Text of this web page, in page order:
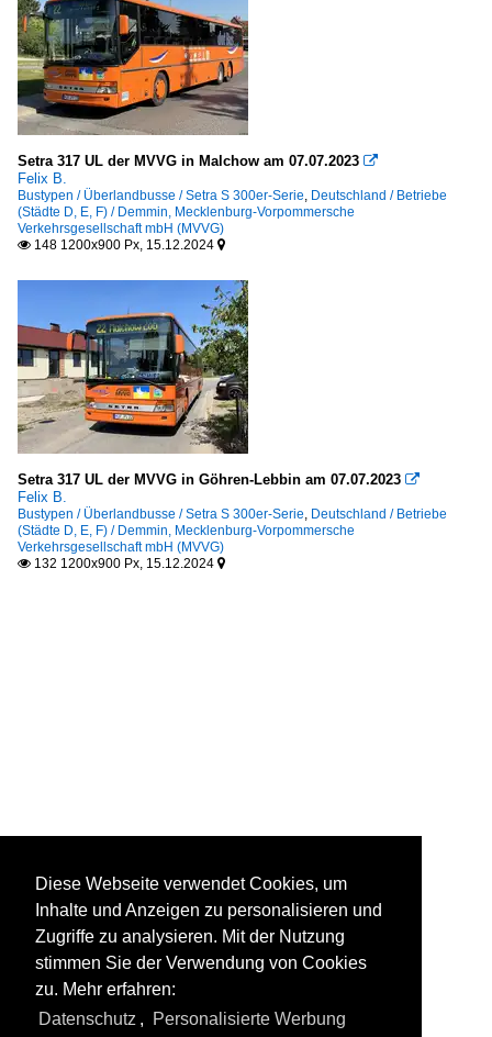
Setra 317 UL der MVVG in Malchow am 07.07.2023 
Felix B.
Bustypen / Überlandbusse / Setra S 300er-Serie, Deutschland / Betriebe
(Städte D, E, F) / Demmin, Mecklenburg-Vorpommersche
Verkehrsgesellschaft mbH (MVVG)
 148 1200x900 Px, 15.12.2024 
Setra 317 UL der MVVG in Göhren-Lebbin am 07.07.2023 
Felix B.
Bustypen / Überlandbusse / Setra S 300er-Serie, Deutschland / Betriebe
(Städte D, E, F) / Demmin, Mecklenburg-Vorpommersche
Verkehrsgesellschaft mbH (MVVG)
 132 1200x900 Px, 15.12.2024 
Diese Webseite verwendet Cookies, um
Inhalte und Anzeigen zu personalisieren und
Zugriffe zu analysieren. Mit der Nutzung
stimmen Sie der Verwendung von Cookies
zu. Mehr erfahren:
Datenschutz , Personalisierte Werbung